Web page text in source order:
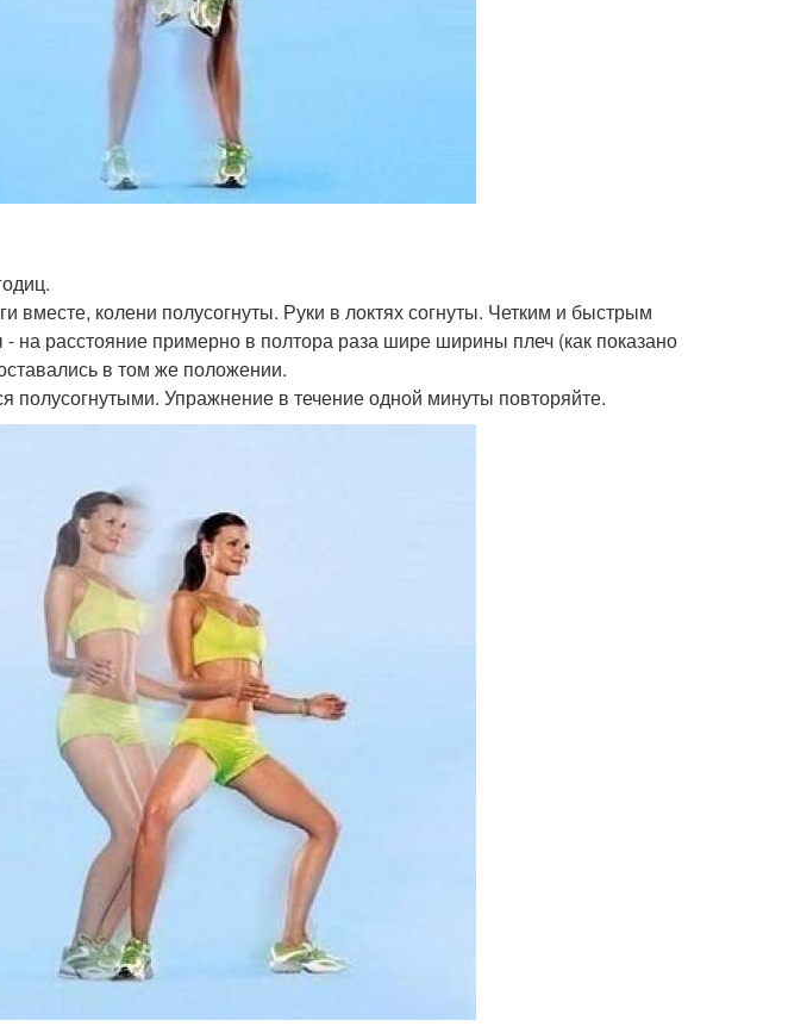
вместе, колени полусогнуты. Руки в локтях согнуты. Четким и быстрым
на расстояние примерно в полтора раза шире ширины плеч (как показано
в том же положении.
полусогнутыми. Упражнение в течение одной минуты повторяйте.